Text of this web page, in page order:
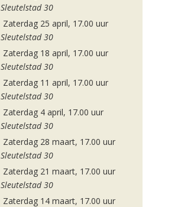
Sleutelstad 30
Zaterdag 25 april, 17.00 uur
Sleutelstad 30
Zaterdag 18 april, 17.00 uur
Sleutelstad 30
Zaterdag 11 april, 17.00 uur
Sleutelstad 30
Zaterdag 4 april, 17.00 uur
Sleutelstad 30
Zaterdag 28 maart, 17.00 uur
Sleutelstad 30
Zaterdag 21 maart, 17.00 uur
Sleutelstad 30
Zaterdag 14 maart, 17.00 uur